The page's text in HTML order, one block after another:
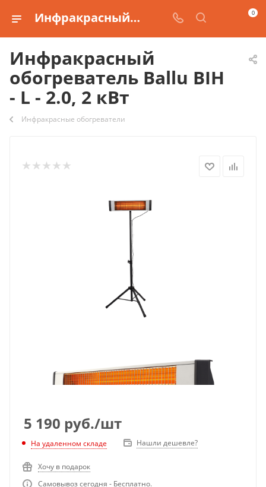
Инфракрасный обогреватель Ballu BIH - L - 2.0, 2 кВт 0
Инфракрасный
обогреватель Ballu BIH
- L - 2.0, 2 кВт
Инфракрасные обогреватели
5 190 руб./шт
На удаленном складе Нашли дешевле?
Хочу в подарок
Самовывоз сегодня - Бесплатно.